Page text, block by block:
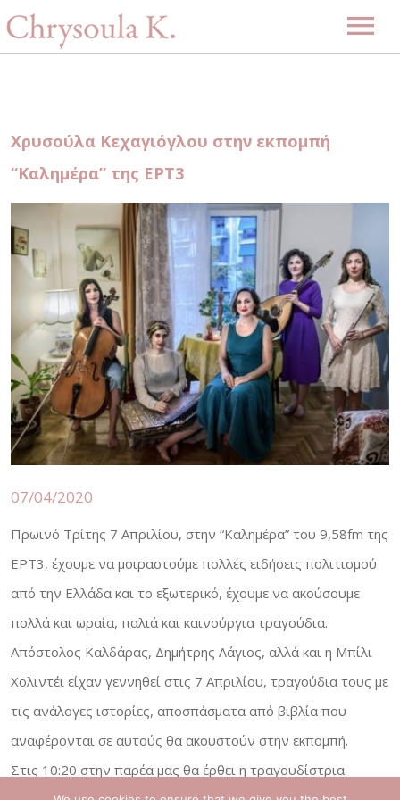
Μουσική
Projects
Δισκογραφία
Gallery
Εκδηλώσεις
Επερχόμενες εκδηλώσεις
Περασμένες εκδηλώσεις
Νέα
Επικοινωνία
-ENG-
Χρυσούλα Κεχαγιόγλου στην εκπομπή
“Καλημέρα” της ΕΡΤ3
07/04/2020
Πρωινό Τρίτης 7 Απριλίου, στην “Καλημέρα” του 9,58fm της
ΕΡΤ3, έχουμε να μοιραστούμε πολλές ειδήσεις πολιτισμού
από την Ελλάδα και το εξωτερικό, έχουμε να ακούσουμε
πολλά και ωραία, παλιά και καινούργια τραγούδια.
Απόστολος Καλδάρας, Δημήτρης Λάγιος, αλλά και η Μπίλι
Χολιντέι είχαν γεννηθεί στις 7 Απριλίου, τραγούδια τους με
τις ανάλογες ιστορίες, αποσπάσματα από βιβλία που
αναφέρονται σε αυτούς θα ακουστούν στην εκπομπή.
Στις 10:20 στην παρέα μας θα έρθει η τραγουδίστρια